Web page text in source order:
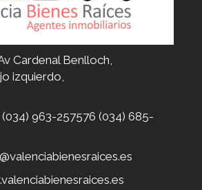
Cardenal Benlloch,
izquierdo,
(034) 963-257576 (034) 685-